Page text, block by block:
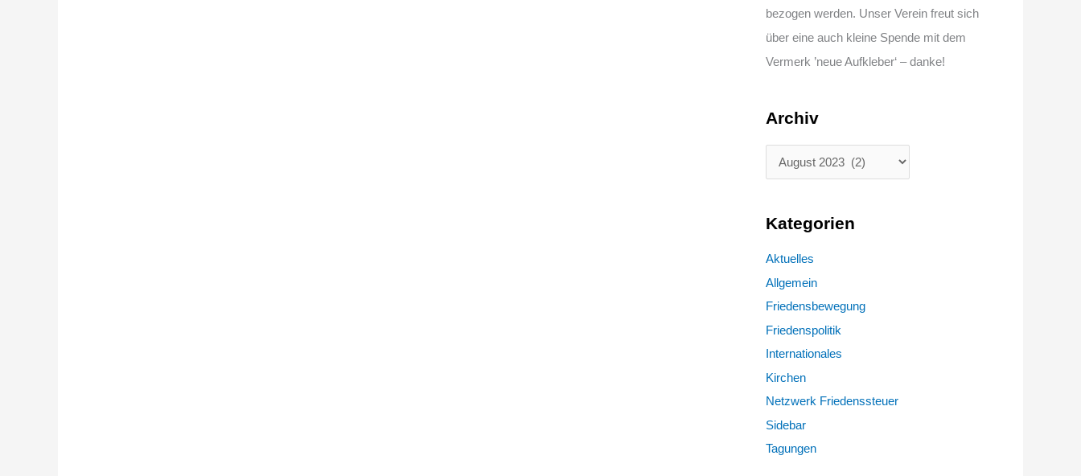
bezogen werden. Unser Verein freut sich
über eine auch kleine Spende mit dem
Vermerk ’neue Aufkleber‘ – danke!
Archiv
Kategorien
Aktuelles
Allgemein
Friedensbewegung
Friedenspolitik
Internationales
Kirchen
Netzwerk Friedenssteuer
Sidebar
Tagungen